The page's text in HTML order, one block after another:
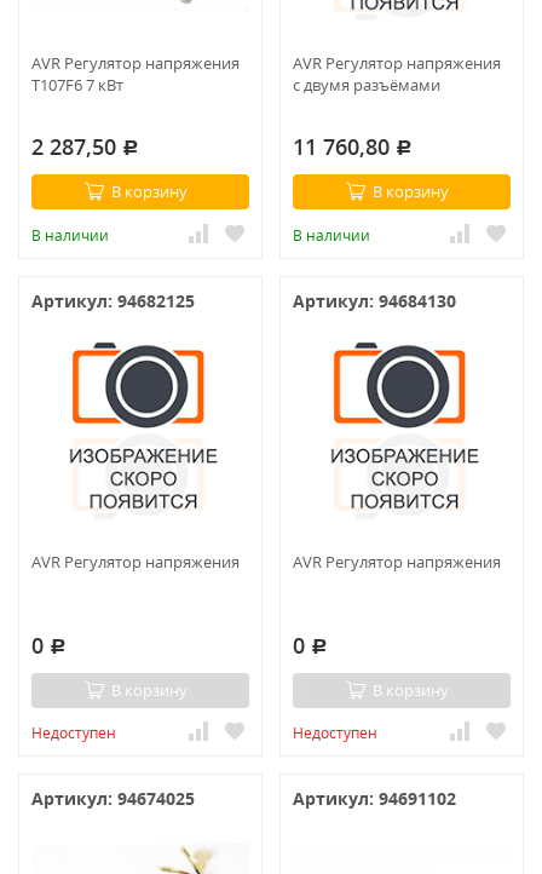
AVR Регулятор напряжения
T107F6 7 кВт
2 287,50 Р
В корзину
В наличии
AVR Регулятор напряжения
с двумя разъёмами
11 760,80 Р
В корзину
В наличии
Артикул: 94682125
AVR Регулятор напряжения
0 Р
В корзину
Недоступен
Артикул: 94684130
AVR Регулятор напряжения
0 Р
В корзину
Недоступен
Артикул: 94674025 Артикул: 94691102